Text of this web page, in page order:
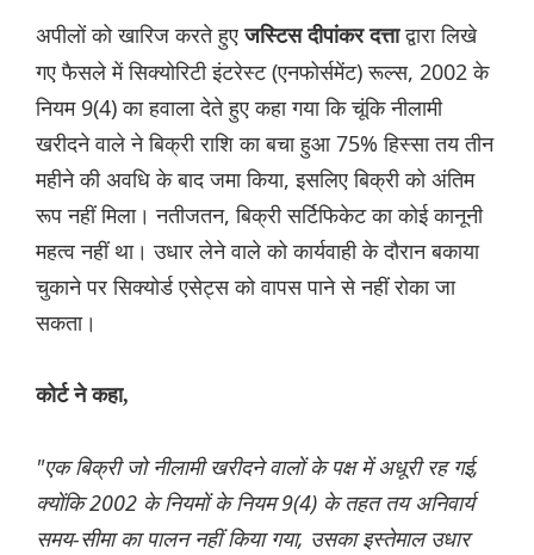
अपीलों को खारिज करते हुएजस्टिस दीपांकर दत्ताद्वारा लिखे
गए फैसले में सिक्योरिटी इंटरेस्ट (एनफोर्समेंट) रूल्स, 2002 के
नियम 9(4) का हवाला देते हुए कहा गया कि चूंकि नीलामी
खरीदने वाले ने बिक्री राशि का बचा हुआ 75% हिस्सा तय तीन
महीने की अवधि के बाद जमा किया, इसलिए बिक्री को अंतिम
रूप नहीं मिला। नतीजतन, बिक्री सर्टिफिकेट का कोई कानूनी
महत्व नहीं था। उधार लेने वाले को कार्यवाही के दौरान बकाया
चुकाने पर सिक्योर्ड एसेट्स को वापस पाने से नहीं रोका जा
सकता।
कोर्ट ने कहा,
"एक बिक्री जो नीलामी खरीदने वालों के पक्ष में अधूरी रह गई,
क्योंकि 2002 के नियमों के नियम 9(4) के तहत तय अनिवार्य
समय-सीमा का पालन नहीं किया गया, उसका इस्तेमाल उधार